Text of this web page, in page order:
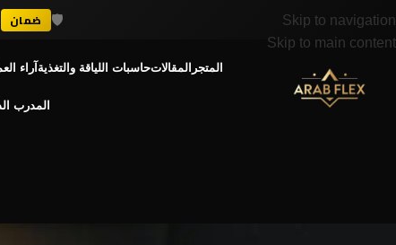
Skip to navigation
Skip to main content
المتجر المقالاتحاسبات اللياقة والتغذيةآراء
المدرب
🛡️ ضمان